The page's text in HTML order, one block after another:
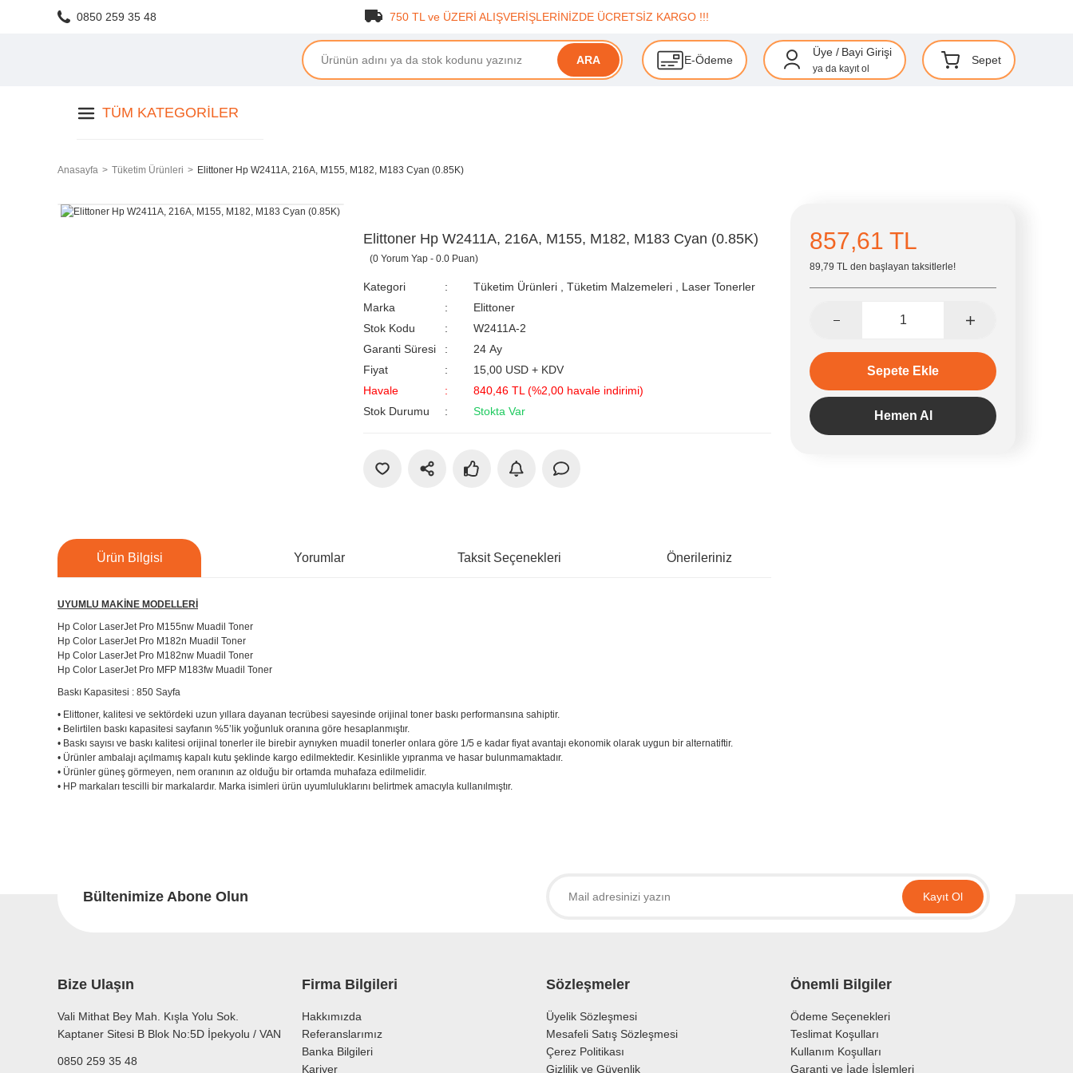
0850 259 35 48 750 TL ve ÜZERİ ALIŞVERİŞLERİNİZDE ÜCRETSİZ KARGO !!!
ARA E-Ödeme
Üye / Bayi Girişi
ya da kayıt ol
Sepet
TÜM KATEGORILER
Anasayfa Tüketim Ürünleri Elittoner Hp W2411A, 216A, M155, M182, M183 Cyan (0.85K)
Elittoner Hp W2411A, 216A, M155, M182, M183 Cyan (0.85K)
(0 Yorum Yap - 0.0 Puan)
Kategori Tüketim Ürünleri Tüketim Malzemeleri
Laser Tonerler
Marka
Elittoner
Stok Kodu
W2411A-2
Garanti Süresi
24 Ay
Fiyat
15,00 USD + KDV
Havale
840,46 TL (%2,00 havale indirimi)
Stok Durumu
Stokta Var
Ürün Bilgisi Yorumlar Taksit Seçenekleri Önerileriniz
UYUMLU MAKİNE MODELLERİ
Hp Color LaserJet Pro M155nw Muadil Toner
Hp Color LaserJet Pro M182n Muadil Toner
Hp Color LaserJet Pro M182nw Muadil Toner
Hp Color LaserJet Pro MFP M183fw Muadil Toner
Baskı Kapasitesi : 850 Sayfa
• Elittoner, kalitesi ve sektördeki uzun yıllara dayanan tecrübesi sayesinde orijinal toner baskı performansına sahiptir.
• Belirtilen baskı kapasitesi sayfanın %5’lik yoğunluk oranına göre hesaplanmıştır.
• Baskı sayısı ve baskı kalitesi orijinal tonerler ile birebir aynıyken muadil tonerler onlara göre 1/5 e kadar fiyat avantajı ekonomik olarak uygun bir alternatiftir.
• Ürünler ambalajı açılmamış kapalı kutu şeklinde kargo edilmektedir. Kesinlikle yıpranma ve hasar bulunmamaktadır.
• Ürünler güneş görmeyen, nem oranının az olduğu bir ortamda muhafaza edilmelidir.
• HP markaları tescilli bir markalardır. Marka isimleri ürün uyumluluklarını belirtmek amacıyla kullanılmıştır.
857,61 TL
89,79 TL den başlayan taksitlerle!
Sepete Ekle
Hemen Al
Bültenimize Abone Olun Kayıt Ol
Bize Ulaşın
Vali Mithat Bey Mah. Kışla Yolu Sok.
Kaptaner Sitesi B Blok No:5D İpekyolu / VAN
0850 259 35 48
Firma Bilgileri
Hakkımızda
Referanslarımız
Banka Bilgileri
Kariyer
Sözleşmeler
Üyelik Sözleşmesi
Mesafeli Satış Sözleşmesi
Çerez Politikası
Gizlilik ve Güvenlik
Önemli Bilgiler
Ödeme Seçenekleri
Teslimat Koşulları
Kullanım Koşulları
Garanti ve İade İşlemleri